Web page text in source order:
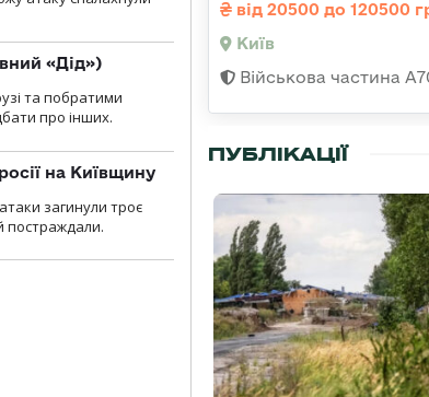
«Дід»)
та побратими
про інших.
на Київщину
загинули троє
постраждали.
від 20500 до 120500
Київ
Військова частина
ПУБЛІКАЦІЇ